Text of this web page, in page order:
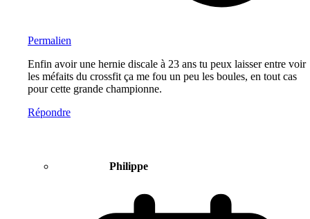
Permalien
Enfin avoir une hernie discale à 23 ans tu peux laisser entre voir
les méfaits du crossfit ça me fou un peu les boules, en tout cas
pour cette grande championne.
Répondre
Philippe